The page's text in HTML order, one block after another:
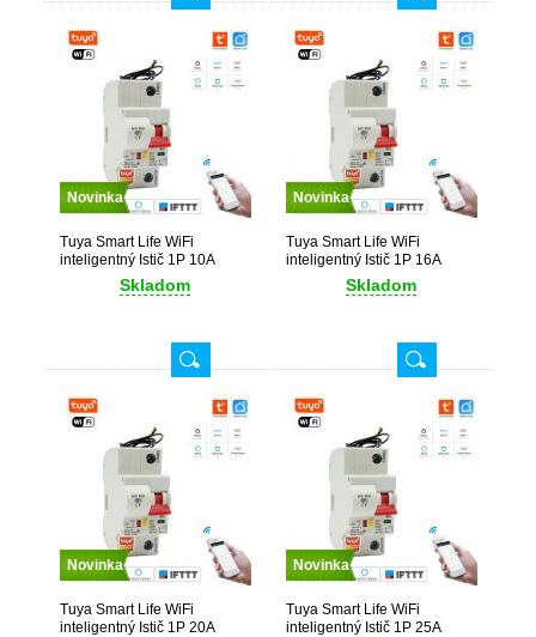
Novinka
Tuya Smart Life WiFi
inteligentný Istič 1P 10A
Skladom
Novinka
Tuya Smart Life WiFi
inteligentný Istič 1P 16A
Skladom
Novinka
Tuya Smart Life WiFi
inteligentný Istič 1P 20A
Novinka
Tuya Smart Life WiFi
inteligentný Istič 1P 25A